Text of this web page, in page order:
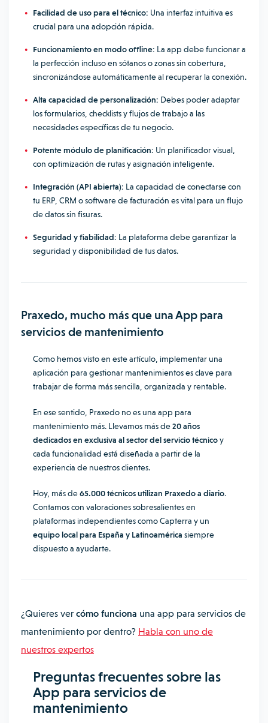
Facilidad de uso para el técnico: Una interfaz intuitiva es
crucial para una adopción rápida.
Funcionamiento en modo offline: La app debe funcionar a
la perfección incluso en sótanos o zonas sin cobertura,
sincronizándose automáticamente al recuperar la conexión.
Alta capacidad de personalización: Debes poder adaptar
los formularios, checklists y flujos de trabajo a las
necesidades específicas de tu negocio.
Potente módulo de planificación: Un planificador visual,
con optimización de rutas y asignación inteligente.
Integración (API abierta): La capacidad de conectarse con
tu ERP, CRM o software de facturación es vital para un flujo
de datos sin fisuras.
Seguridad y fiabilidad: La plataforma debe garantizar la
seguridad y disponibilidad de tus datos.
Praxedo, mucho más que una App para
servicios de mantenimiento
Como hemos visto en este artículo, implementar una
aplicación para gestionar mantenimientos es clave para
trabajar de forma más sencilla, organizada y rentable.
En ese sentido, Praxedo no es una app para
mantenimiento más. Llevamos más de20 años
dedicados en exclusiva al sector del servicio técnicoy
cada funcionalidad está diseñada a partir de la
experiencia de nuestros clientes.
Hoy, más de65.000 técnicos utilizan Praxedo a diario.
Contamos con valoraciones sobresalientes en
plataformas independientes como Capterra y un
equipo local para España y Latinoamérica siempre
dispuesto a ayudarte.
¿Quieres vercómo funciona una app para servicios de
mantenimiento por dentro? Habla con uno de
nuestros expertos
Preguntas frecuentes sobre las
App para servicios de
mantenimiento